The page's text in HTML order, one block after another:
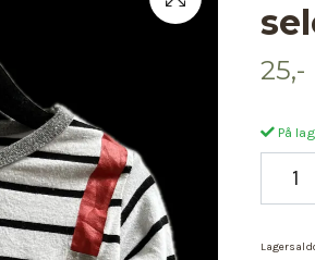
25,-
På